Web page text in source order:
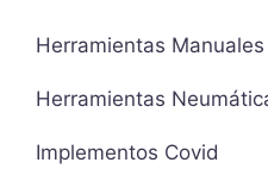
Herramientas Manuales
Herramientas
Implementos Covid